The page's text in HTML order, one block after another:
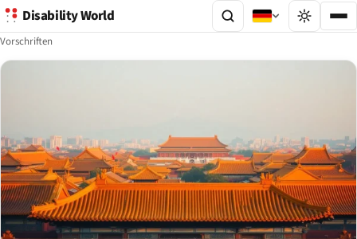
Disability World
Vorschriften